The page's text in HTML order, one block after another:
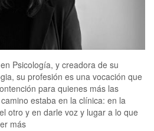
Psicología, y creadora de su
su profesión es una vocación que
para quienes más las
estaba en la clínica: en la
otro y en darle voz y lugar a lo que
más